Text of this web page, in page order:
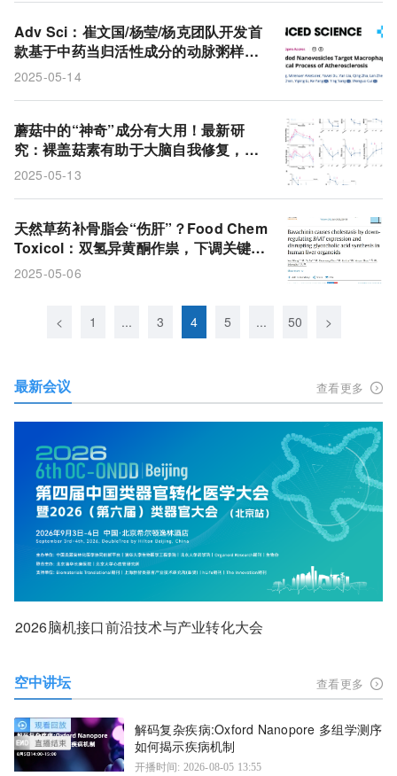
Adv Sci：崔文国/杨莹/杨克团队开发首
款基于中药当归活性成分的动脉粥样硬
化靶向纳米递送系统
2025-05-14
蘑菇中的“神奇”成分有大用！最新研
究：裸盖菇素有助于大脑自我修复，或
有望为帕金森病患者带来新希望
2025-05-13
天然草药补骨脂会“伤肝”？Food Chem
Toxicol：双氢异黄酮作祟，下调关键蛋
白，阻断甘氨胆酸合成致胆汁淤积
2025-05-06
< 1 ... 3 4 5 ... 50 >
最新会议 查看更多
2026脑机接口前沿技术与产业转化大会
空中讲坛 查看更多
解码复杂疾病:Oxford Nanopore 多组学测序
如何揭示疾病机制
开播时间: 2026-08-05 13:55